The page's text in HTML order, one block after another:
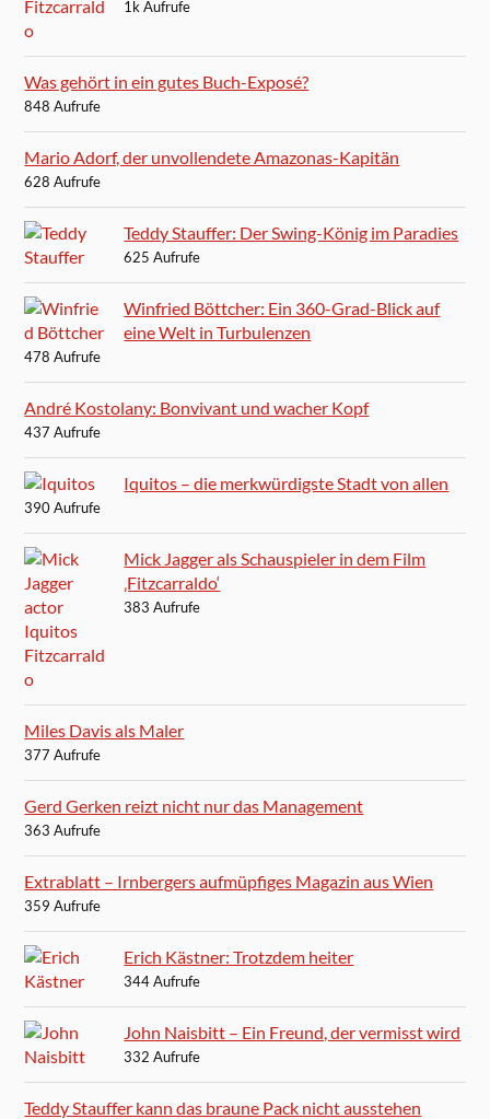
1k Aufrufe
Was gehört in ein gutes Buch-Exposé?
848 Aufrufe
Mario Adorf, der unvollendete Amazonas-Kapitän
628 Aufrufe
Teddy Stauffer: Der Swing-König im Paradies
625 Aufrufe
Winfried Böttcher: Ein 360-Grad-Blick auf
eine Welt in Turbulenzen
478 Aufrufe
André Kostolany: Bonvivant und wacher Kopf
437 Aufrufe
Iquitos – die merkwürdigste Stadt von allen
390 Aufrufe
Mick Jagger als Schauspieler in dem Film
‚Fitzcarraldo‘
383 Aufrufe
Miles Davis als Maler
377 Aufrufe
Gerd Gerken reizt nicht nur das Management
363 Aufrufe
Extrablatt – Irnbergers aufmüpfiges Magazin aus Wien
359 Aufrufe
Erich Kästner: Trotzdem heiter
344 Aufrufe
John Naisbitt – Ein Freund, der vermisst wird
332 Aufrufe
Teddy Stauffer kann das braune Pack nicht ausstehen